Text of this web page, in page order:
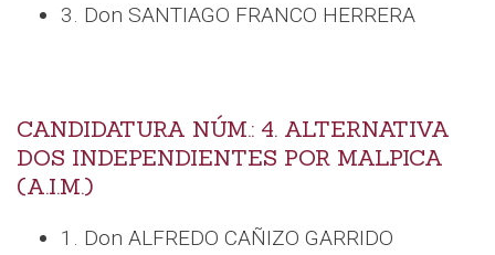
3. Don SANTIAGO FRANCO HERRERA
CANDIDATURA NÚM.: 4. ALTERNATIVA
DOS INDEPENDIENTES POR MALPICA
(A.I.M.)
1. Don ALFREDO CAÑIZO GARRIDO